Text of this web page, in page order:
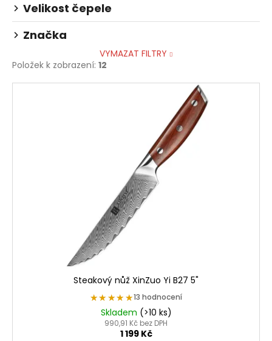
Velikost čepele
Značka
VYMAZAT FILTRY
Položek k zobrazení: 12
V
Steakový nůž XinZuo Yi B27 5"
★★★★★
★★★★★13 hodnocení
Skladem (>10 ks)
990,91 Kč bez DPH
1 199 Kč
e